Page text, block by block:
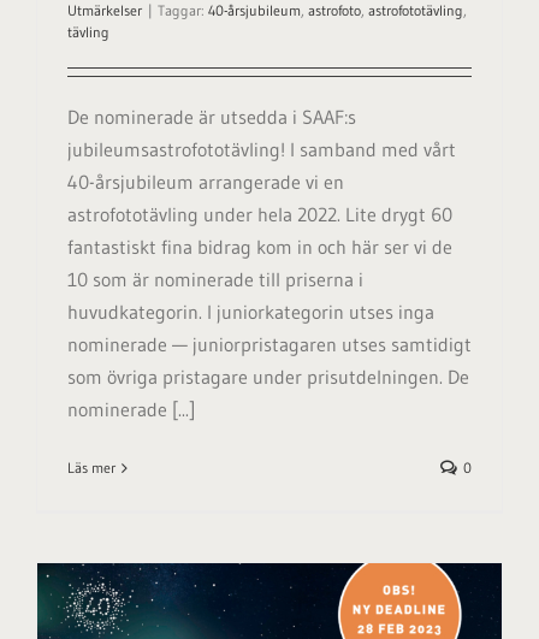
Utmärkelser | Taggar: 40-årsjubileum, astrofoto, astrofototävling,
tävling
De nominerade är utsedda i SAAF:s
jubileumsastrofototävling! I samband med vårt
40-årsjubileum arrangerade vi en
astrofototävling under hela 2022. Lite drygt 60
fantastiskt fina bidrag kom in och här ser vi de
10 som är nominerade till priserna i
huvudkategorin. I juniorkategorin utses inga
nominerade — juniorpristagaren utses samtidigt
som övriga pristagare under prisutdelningen. De
nominerade [...]
Läs mer 0